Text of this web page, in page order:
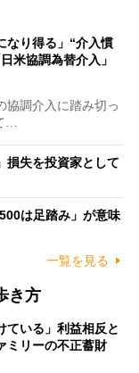
なり得る」“介入慣
米協調為替介入」
調介入に踏み切っ
…
損失を投資家として
は足踏み」が意味
一覧を見る
き方
ている」利益相反と
ミリーの不正蓄財